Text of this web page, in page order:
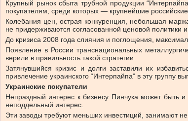
Крупный рынок сбыта трубной продукции
покупателям, среди которых — крупнейшие
Колебания цен, острая конкуренция, небольшая
не придерживаются согласованной ценовой политики
До кризиса 2008 года слияния и поглощения,
Появление в России транснациональных
верили в правильность такой стратегии.
Затянувшийся кризис и долги заставили их
привлечение украинского “Интерпайпа” в эту группу
Украинские покупатели
Непраздный интерес к бизнесу Пинчука может быть
неподдельный интерес.
Эти заводы требуют меньших инвестиций, занимают